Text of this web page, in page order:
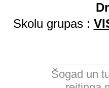
Skolu grupas :
Šogad un